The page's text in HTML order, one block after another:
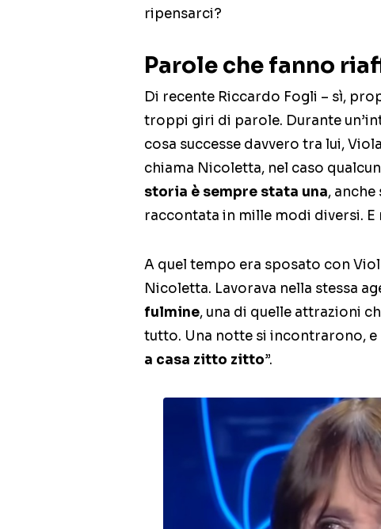
ripensarci?
Parole che fanno
Di recente Riccardo Fogli – sì,
troppi giri di parole. Durante
cosa successe davvero tra lui,
chiama Nicoletta, nel caso
storia è sempre stata una, anche
raccontata in mille modi diversi.
A quel tempo era sposato con
Nicoletta. Lavorava nella stessa
fulmine, una di quelle attrazioni
tutto. Una notte si incontrarono, e
a casa zitto zitto”.